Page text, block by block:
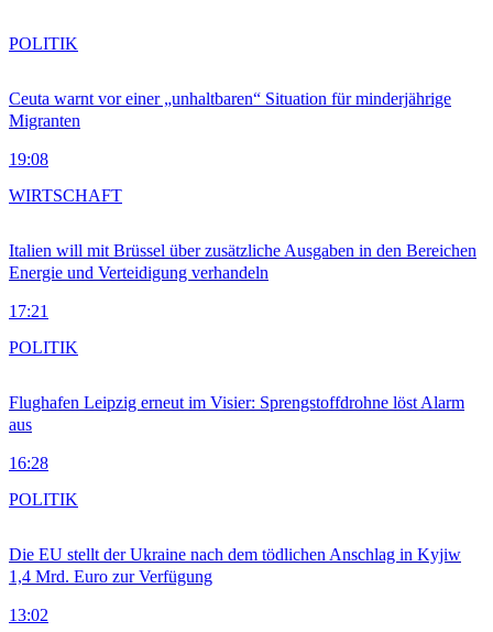
Ceuta warnt vor einer „unhaltbaren“ Situation für minderjährige
Migranten
19:08
POLITIK
Italien will mit Brüssel über zusätzliche Ausgaben in den Bereichen
Energie und Verteidigung verhandeln
17:21
WIRTSCHAFT
Flughafen Leipzig erneut im Visier: Sprengstoffdrohne löst Alarm
aus
16:28
POLITIK
Die EU stellt der Ukraine nach dem tödlichen Anschlag in Kyjiw
1,4 Mrd. Euro zur Verfügung
13:02
POLITIK